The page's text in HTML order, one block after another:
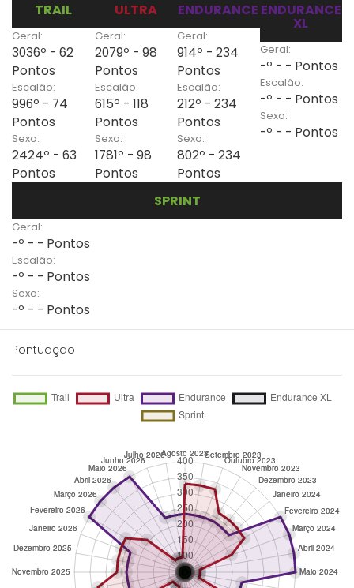
TRAIL
Geral:
3036º - 62
Pontos
Escalão:
996º - 74
Pontos
Sexo:
2424º - 63
Pontos
ULTRA
Geral:
2079º - 98
Pontos
Escalão:
615º - 118
Pontos
Sexo:
1781º - 98
Pontos
ENDURANCE
Geral:
914º - 234
Pontos
Escalão:
212º - 234
Pontos
Sexo:
802º - 234
Pontos
ENDURANCE
XL
Geral:
-º - - Pontos
Escalão:
-º - - Pontos
Sexo:
-º - - Pontos
SPRINT
Geral:
-º - - Pontos
Escalão:
-º - - Pontos
Sexo:
-º - - Pontos
Pontuação